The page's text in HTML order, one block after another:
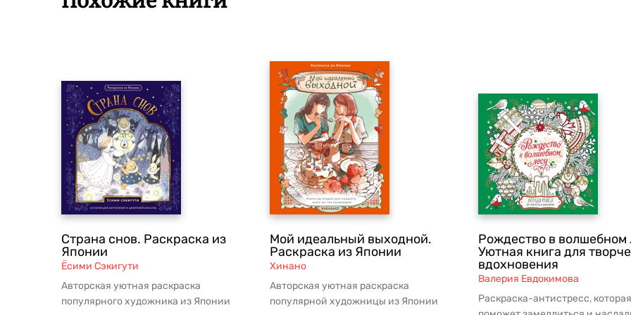
Страна снов. Раскраска из
Японии
Ёсими Сэкигути
Авторская уютная раскраска
популярного художника из Японии
Мой идеальный выходной.
Раскраска из Японии
Хинано
Авторская уютная раскраска
популярной художницы из Японии
Рождество в волшебном
Уютная книга для
вдохновения
Валерия Евдокимова
Раскраска-антистресс, которая